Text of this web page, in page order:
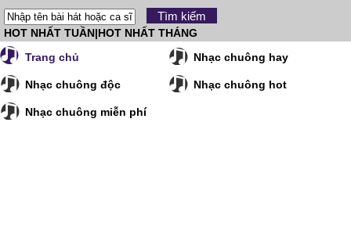
HOT NHẤT TUẦN|HOT NHẤT THÁNG
Trang chủ
Nhạc chuông hay
Nhạc chuông độc Nhạc chuông hot
Nhạc chuông miễn phí